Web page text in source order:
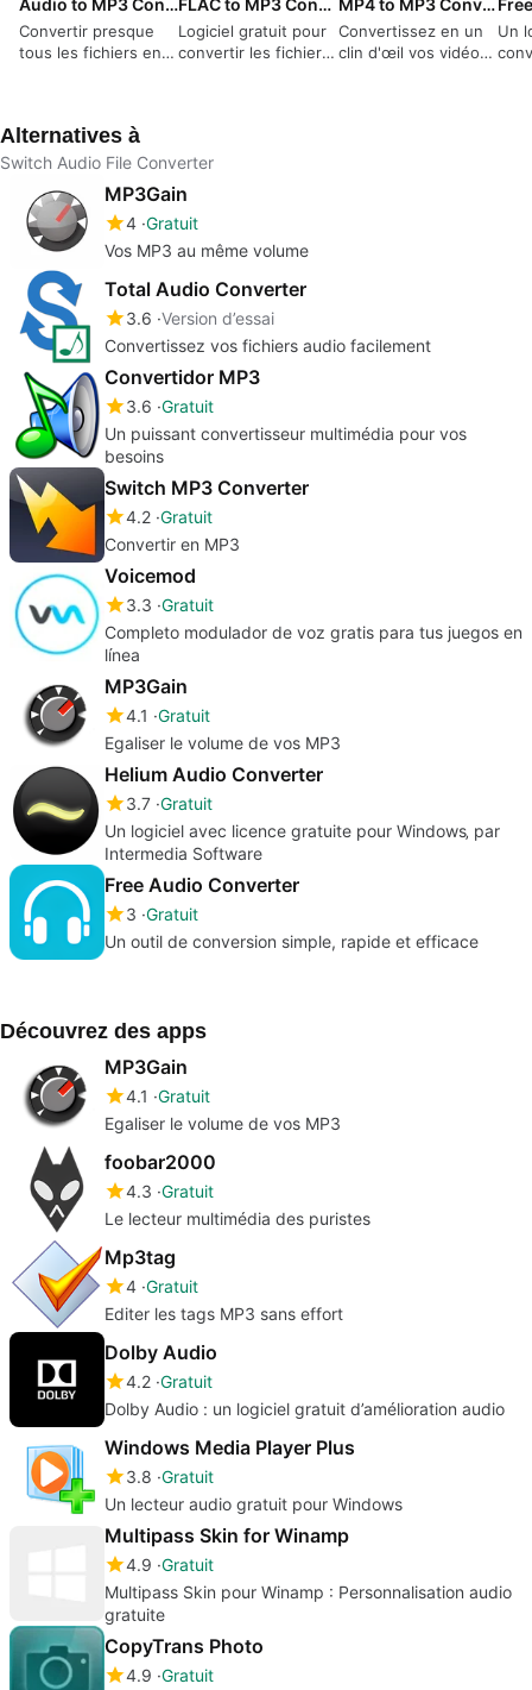
Audio to MP3 Converter
Convertir presque
tous les fichiers en
FLAC to MP3 Converter
Logiciel gratuit pour
convertir les fichiers
MP4 to MP3 Converter
Convertissez en un
clin d'œil vos vidéos
Un
Alternatives à
Switch Audio File Converter
MP3Gain
4 Gratuit
Vos MP3 au même volume
Total Audio Converter
3.6 Version d’essai
Convertissez vos fichiers audio facilement
Convertidor MP3
3.6 Gratuit
Un puissant convertisseur multimédia pour vos
besoins
Switch MP3 Converter
4.2 Gratuit
Convertir en MP3
Voicemod
3.3 Gratuit
Completo modulador de voz gratis para tus juegos en
línea
MP3Gain
4.1 Gratuit
Egaliser le volume de vos MP3
Helium Audio Converter
3.7 Gratuit
Un logiciel avec licence gratuite pour Windows‚ par
Intermedia Software
Free Audio Converter
3 Gratuit
Un outil de conversion simple, rapide et efficace
Découvrez des apps
MP3Gain
4.1 Gratuit
Egaliser le volume de vos MP3
foobar2000
4.3 Gratuit
Le lecteur multimédia des puristes
Mp3tag
4 Gratuit
Editer les tags MP3 sans effort
Dolby Audio
4.2 Gratuit
Dolby Audio : un logiciel gratuit d’amélioration audio
Windows Media Player Plus
3.8 Gratuit
Un lecteur audio gratuit pour Windows
Multipass Skin for Winamp
4.9 Gratuit
Multipass Skin pour Winamp : Personnalisation audio
gratuite
CopyTrans Photo
4.9 Gratuit